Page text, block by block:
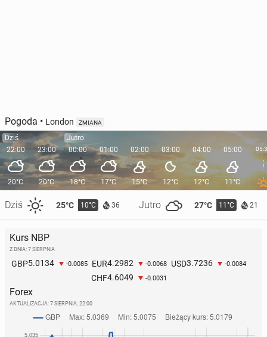
Pogoda • London ZMIANA
Dziś
22:00
20°C
Dziś 25°C 10°C 36 Jutro 27°C 11°C 21
23:00
20°C
Jutro
00:00
18°C
01:00
17°C
02:00
15°C
03:00
12°C
04:00
12°C
05:00
11°C
Kurs NBP
Z DNIA: 7 SIERPNIA
GBP5.0134 -0.0085 EUR4.2982 -0.0068 USD3.7236 -0.0084
CHF4.6049 -0.0031
Forex
AKTUALIZACJA: 7 SIERPNIA, 22:00